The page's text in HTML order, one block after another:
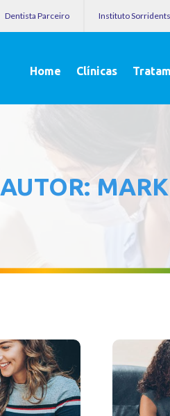
Dentista Parceiro Instituto Sorridents
Home Clínicas
AUTOR: